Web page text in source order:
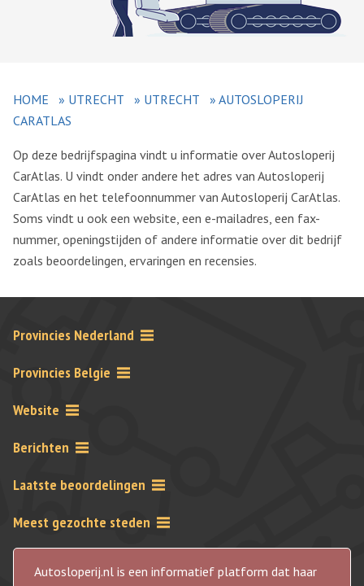
HOME » UTRECHT » UTRECHT » AUTOSLOPERIJ
CARATLAS
Op deze bedrijfspagina vindt u informatie over Autosloperij
CarAtlas. U vindt onder andere het adres van Autosloperij
CarAtlas en het telefoonnummer van Autosloperij CarAtlas.
Soms vindt u ook een website, een e-mailadres, een fax-
nummer, openingstijden of andere informatie over dit bedrijf
zoals beoordelingen, ervaringen en recensies.
Provincies Nederland
Provincies Belgie
Website
Berichten
Laatste beoordelingen
Meest gezochte steden
Autosloperij.nl is een informatief platform dat haar